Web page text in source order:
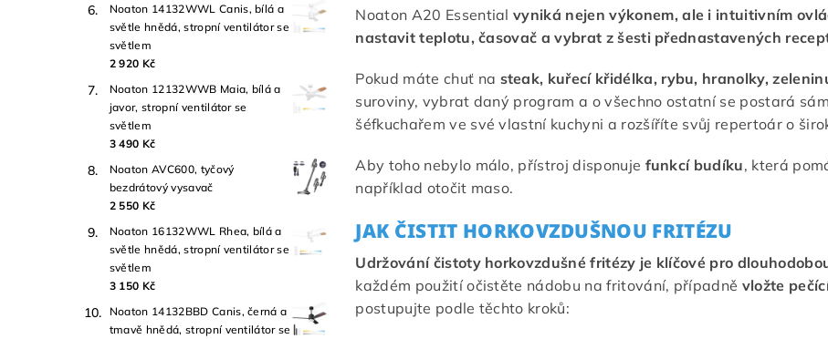
Noaton 14132WWL Canis, bílá a
světle hnědá, stropní ventilátor se
světlem
2 920 Kč
Noaton 12132WWB Maia, bílá a
javor, stropní ventilátor se
světlem
3 490 Kč
Noaton AVC600, tyčový
bezdrátový vysavač
2 550 Kč
Noaton 16132WWL Rhea, bílá a
světle hnědá, stropní ventilátor se
světlem
3 150 Kč
Noaton 14132BBD Canis, černá a
tmavě hnědá, stropní ventilátor se
Noaton A20 Essentialvyniká nejen výkonem, ale i intuitivním
nastavit teplotu, časovač a vybrat z šesti přednastavených
Pokud máte chuť na steak, kuřecí křidélka, rybu, hranolky,
suroviny, vybrat daný program a o všechno ostatní se postará
šéfkuchařem ve své vlastní kuchyni a rozšíříte svůj repertoár o
Aby toho nebylo málo, přístroj disponuje funkcí budíku, která
například otočit maso.
JAK ČISTIT HORKOVZDUŠNOU FRITÉZU
Udržování čistoty horkovzdušné fritézy je klíčové pro
každém použití očistěte nádobu na fritování, případně vložte
postupujte podle těchto kroků: